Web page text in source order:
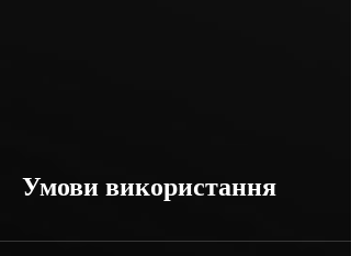
Умови використання